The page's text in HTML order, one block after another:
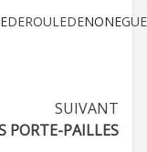
DEROULEDENONE
SUIVANT
PORTE-PAILLES